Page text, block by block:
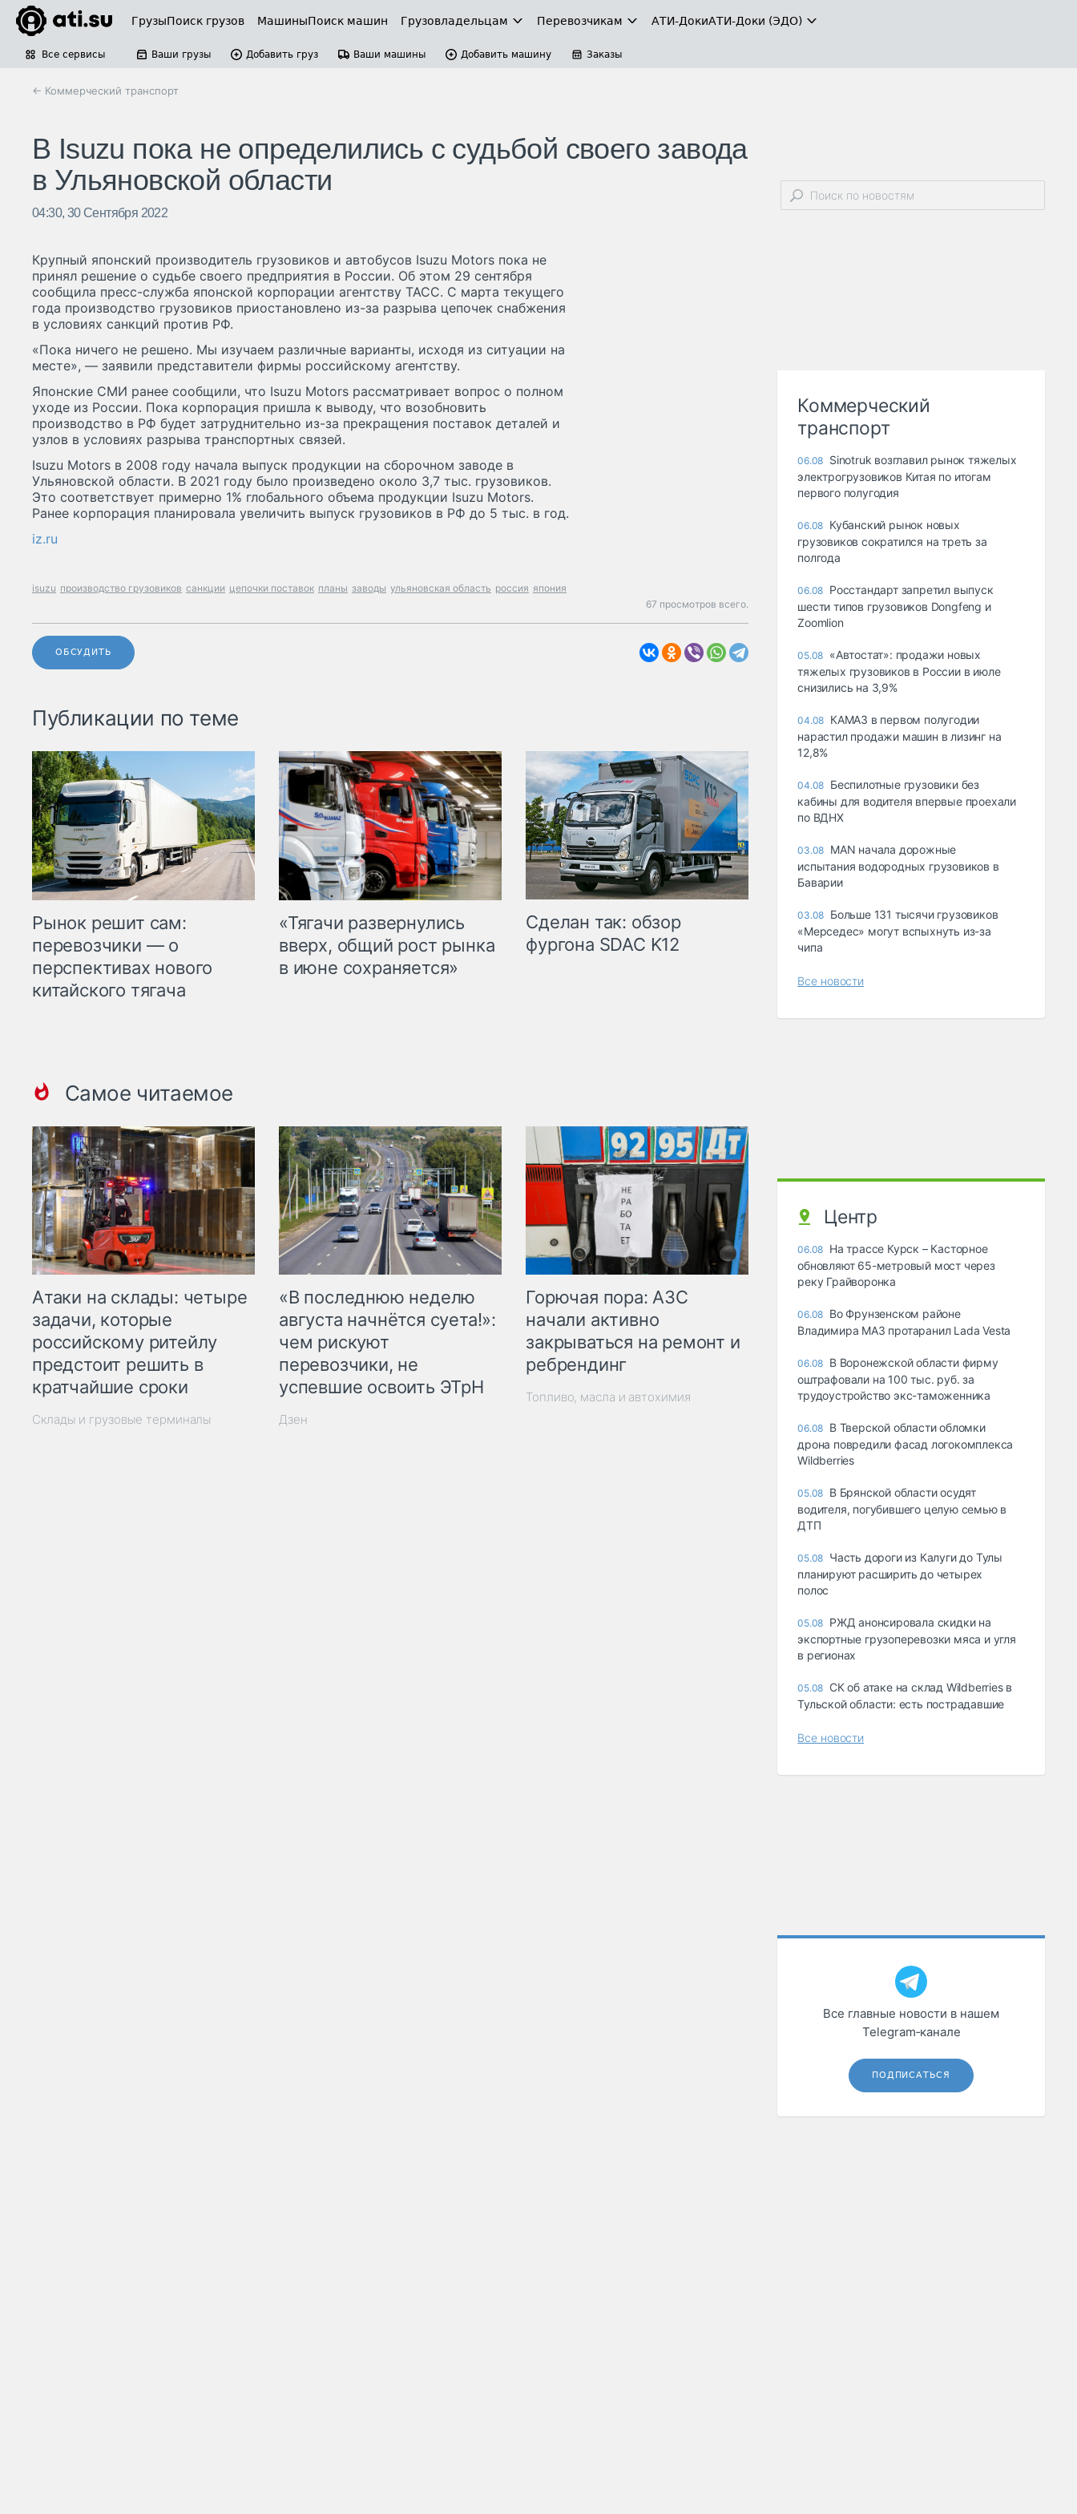
ГрузыПоиск грузов МашиныПоиск машин Грузовладельцам Перевозчикам АТИ-ДокиАТИ-Доки (ЭДО)
Все сервисы Ваши грузы Добавить груз Ваши машины Добавить машину Заказы
← Коммерческий транспорт
В Isuzu пока не определились с судьбой своего завода
в Ульяновской области
04:30, 30 Сентября 2022
Крупный японский производитель грузовиков и автобусов Isuzu Motors пока не
принял решение о судьбе своего предприятия в России. Об этом 29 сентября
сообщила пресс-служба японской корпорации агентству ТАСС. С марта текущего
года производство грузовиков приостановлено из-за разрыва цепочек снабжения
в условиях санкций против РФ.
«Пока ничего не решено. Мы изучаем различные варианты, исходя из ситуации на
месте», — заявили представители фирмы российскому агентству.
Японские СМИ ранее сообщили, что Isuzu Motors рассматривает вопрос о полном
уходе из России. Пока корпорация пришла к выводу, что возобновить
производство в РФ будет затруднительно из-за прекращения поставок деталей и
узлов в условиях разрыва транспортных связей.
Isuzu Motors в 2008 году начала выпуск продукции на сборочном заводе в
Ульяновской области. В 2021 году было произведено около 3,7 тыс. грузовиков.
Это соответствует примерно 1% глобального объема продукции Isuzu Motors.
Ранее корпорация планировала увеличить выпуск грузовиков в РФ до 5 тыс. в год.
iz.ru
isuzu производство грузовиков санкции цепочки поставок планы заводы ульяновская область россия япония
67 просмотров всего.
ОБСУДИТЬ
Публикации по теме
Рынок решит сам:
перевозчики — о
перспективах нового
китайского тягача
«Тягачи развернулись
вверх, общий рост рынка
в июне сохраняется»
Сделан так: обзор
фургона SDAC K12
Самое читаемое
Атаки на склады: четыре
задачи, которые
российскому ритейлу
предстоит решить в
кратчайшие сроки
Склады и грузовые терминалы
«В последнюю неделю
августа начнётся суета!»:
чем рискуют
перевозчики, не
успевшие освоить ЭТрН
Дзен
Горючая пора: АЗС
начали активно
закрываться на ремонт и
ребрендинг
Топливо, масла и автохимия
Коммерческий
транспорт
06.08 Sinotruk возглавил рынок тяжелых
электрогрузовиков Китая по итогам
первого полугодия
06.08 Кубанский рынок новых
грузовиков сократился на треть за
полгода
06.08 Росстандарт запретил выпуск
шести типов грузовиков Dongfeng и
Zoomlion
05.08 «Автостат»: продажи новых
тяжелых грузовиков в России в июле
снизились на 3,9%
04.08 КАМАЗ в первом полугодии
нарастил продажи машин в лизинг на
12,8%
04.08 Беспилотные грузовики без
кабины для водителя впервые проехали
по ВДНХ
03.08 MAN начала дорожные
испытания водородных грузовиков в
Баварии
03.08 Больше 131 тысячи грузовиков
«Мерседес» могут вспыхнуть из-за
чипа
Все новости
Центр
06.08 На трассе Курск – Касторное
обновляют 65-метровый мост через
реку Грайворонка
06.08 Во Фрунзенском районе
Владимира МАЗ протаранил Lada Vesta
06.08 В Воронежской области фирму
оштрафовали на 100 тыс. руб. за
трудоустройство экс-таможенника
06.08 В Тверской области обломки
дрона повредили фасад логокомплекса
Wildberries
05.08 В Брянской области осудят
водителя, погубившего целую семью в
ДТП
05.08 Часть дороги из Калуги до Тулы
планируют расширить до четырех
полос
05.08 РЖД анонсировала скидки на
экспортные грузоперевозки мяса и угля
в регионах
05.08 СК об атаке на склад Wildberries в
Тульской области: есть пострадавшие
Все новости
Все главные новости в нашем
Telegram‑канале
ПОДПИСАТЬСЯ